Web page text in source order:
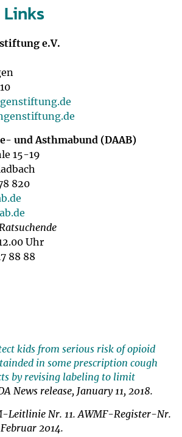
Links
e.V.
und Asthmabund (DAAB)
15-19
820
Uhr
88 88
kids from serious risk of opioid
in some prescription cough
by revising labeling to limit
News release, January 11, 2018.
Leitlinie Nr. 11. AWMF-Register-Nr.
2014.